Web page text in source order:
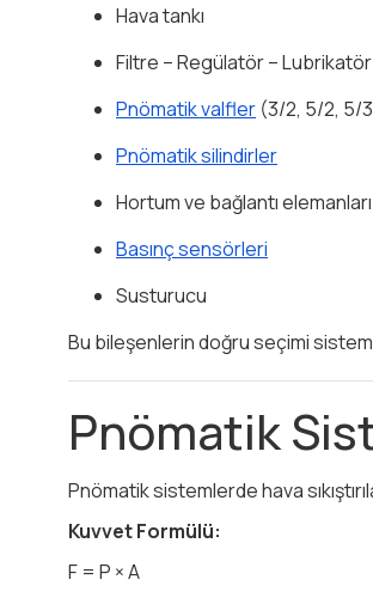
Hava tankı
Filtre – Regülatör – Lubrikatör
Pnömatik valfler (3/2, 5/2, 5/
Pnömatik silindirler
Hortum ve bağlantı elemanları
Basınç sensörleri
Susturucu
Bu bileşenlerin doğru seçimi
Pnömatik
Pnömatik sistemlerde hava
Kuvvet Formülü:
F = P × A